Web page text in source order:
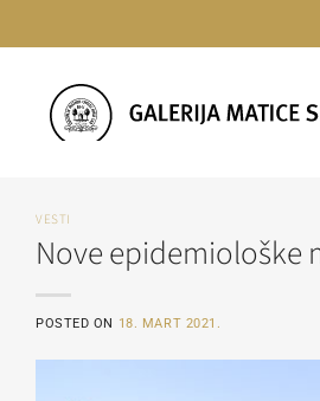
to
VESTI
Nove epidemiološke
POSTED ON 18. MART 2021.